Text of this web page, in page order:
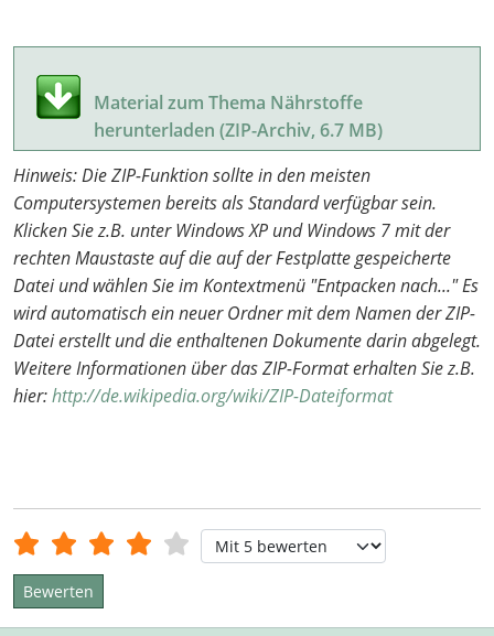
Material zum Thema Nährstoffe
herunterladen (ZIP-Archiv, 6.7 MB)
Hinweis: Die ZIP-Funktion sollte in den meisten
Computersystemen bereits als Standard verfügbar sein.
Klicken Sie z.B. unter Windows XP und Windows 7 mit der
rechten Maustaste auf die auf der Festplatte gespeicherte
Datei und wählen Sie im Kontextmenü "Entpacken nach..." Es
wird automatisch ein neuer Ordner mit dem Namen der ZIP-
Datei erstellt und die enthaltenen Dokumente darin abgelegt.
Weitere Informationen über das ZIP-Format erhalten Sie z.B.
hier:http://de.wikipedia.org/wiki/ZIP-Dateiformat
Bewertung: /5 Bitte bewerten